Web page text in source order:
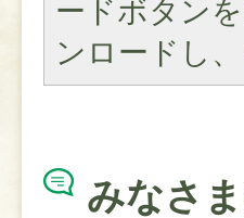
ードボタン
ンロードし
みなさ